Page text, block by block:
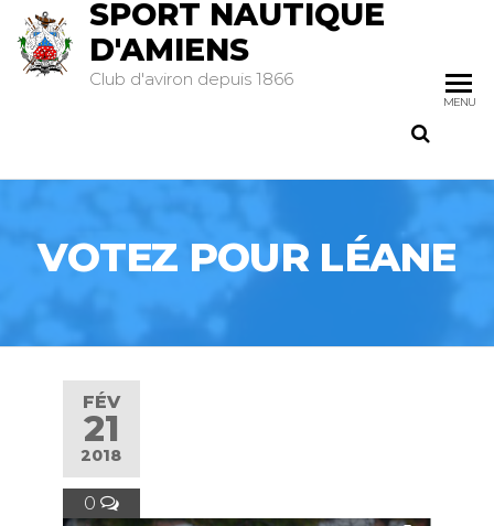
SPORT NAUTIQUE
D'AMIENS
Club d'aviron depuis 1866
MENU
VOTEZ POUR LÉANE
FÉV
21
2018
0